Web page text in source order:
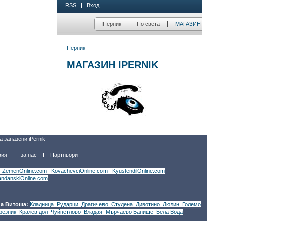
запазени iPernik
за нас Партньори
ZemenOnline.com KovachevciOnline.com
KyustendilOnline.com
Витоша: Кладница, Рударци, Драгичево, Студена, Дивотино, Люлин, Големо
Кралев дол Чуйпетлово Владая Мърчаево Банище Бела Вода